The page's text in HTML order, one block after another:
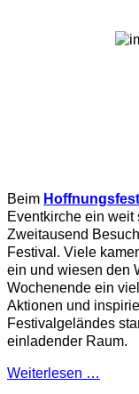
Beim
Eventkirche ein weit
Zweitausend
Festival. Viele
ein und wiesen den
Wochenende ein
Aktionen und
Festivalgeländes
einladender Raum.
Weiterlesen …